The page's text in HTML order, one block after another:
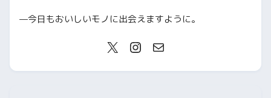
—今日もおいしいモノに出会えますように。